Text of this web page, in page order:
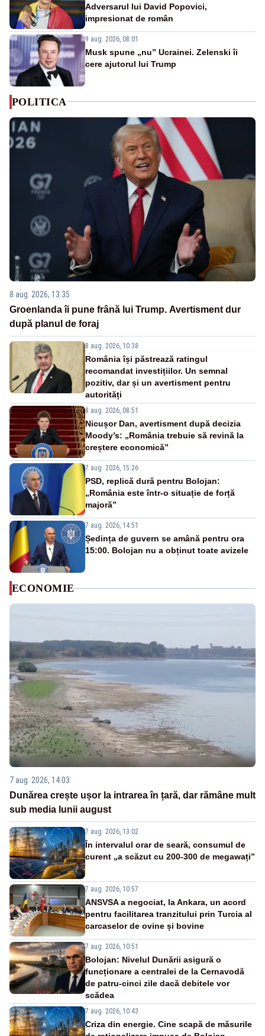
Adversarul lui David Popovici,
impresionat de român
9 aug. 2026, 08:01
Musk spune „nu” Ucrainei. Zelenski îi
cere ajutorul lui Trump
POLITICA
8 aug. 2026, 13:35
Groenlanda îi pune frână lui Trump. Avertisment dur
după planul de foraj
8 aug. 2026, 10:38
România își păstrează ratingul
recomandat investițiilor. Un semnal
pozitiv, dar și un avertisment pentru
autorități
8 aug. 2026, 08:51
Nicușor Dan, avertisment după decizia
Moody’s: „România trebuie să revină la
creștere economică”
7 aug. 2026, 15:26
PSD, replică dură pentru Bolojan:
„România este într-o situație de forță
majoră”
7 aug. 2026, 14:51
Ședința de guvern se amână pentru ora
15:00. Bolojan nu a obținut toate avizele
ECONOMIE
7 aug. 2026, 14:03
Dunărea crește ușor la intrarea în țară, dar rămâne mult
sub media lunii august
7 aug. 2026, 13:02
În intervalul orar de seară, consumul de
curent „a scăzut cu 200-300 de megawați”
7 aug. 2026, 10:57
ANSVSA a negociat, la Ankara, un acord
pentru facilitarea tranzitului prin Turcia al
carcaselor de ovine și bovine
7 aug. 2026, 10:51
Bolojan: Nivelul Dunării asigură o
funcționare a centralei de la Cernavodă
de patru-cinci zile dacă debitele vor
scădea
7 aug. 2026, 10:43
Criza din energie. Cine scapă de măsurile